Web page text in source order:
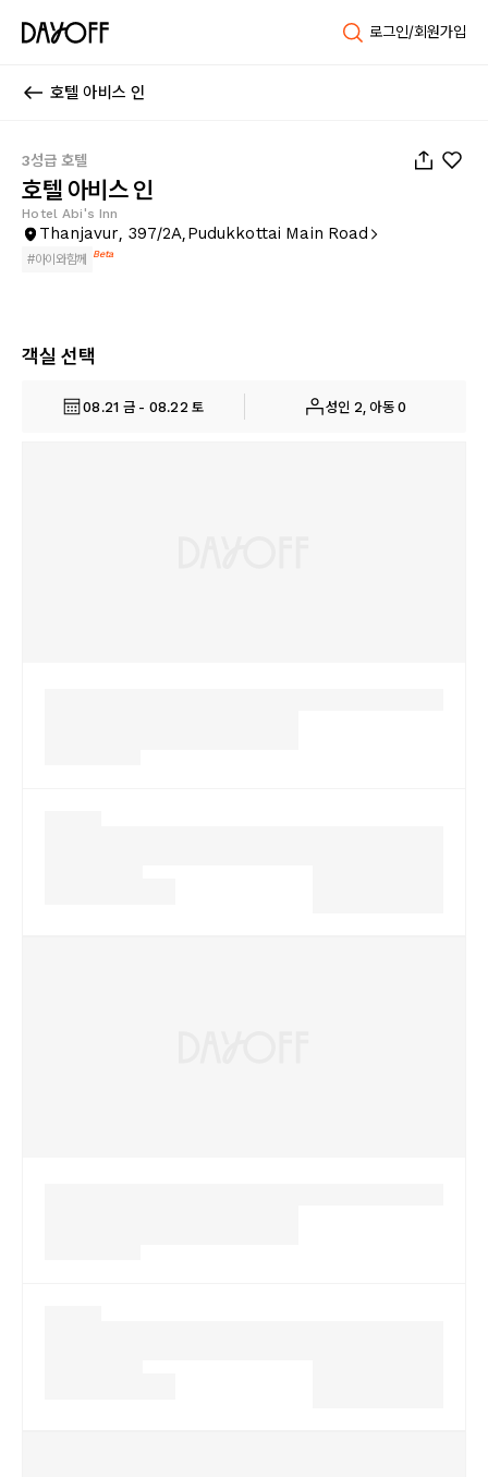
로그인/회원가입
호텔 아비스 인
3성급 호텔
호텔 아비스 인
Hotel Abi's Inn
Thanjavur, 397/2A,Pudukkottai Main Road
#아이와함께 Beta
객실 선택
08.21 금 - 08.22 토 성인 2, 아동 0